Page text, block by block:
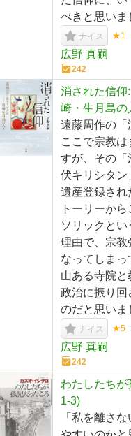
べきと思いま
ナイス ★1
広野 真嗣
242
消された信仰
崎・生月島の
遠藤周作の「
ここで宗教
すが、その「
伏キリシタン
遺産登録され
トーリーか
ソリックと
理由で、宗教
なってしまっ
山ある寺院
政治に振り回
のだと思いま
ナイス ★5
広野 真嗣
242
わたしたちが
1-3)
「私を離さ